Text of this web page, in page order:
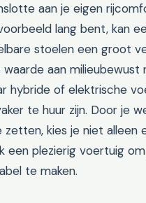
aan je eigen
lang bent, kan
stoelen een groot
aan milieubewust
hybride of elektrische
te huur zijn. Door je
zetten, kies je niet alleen
een plezierig voertuig
te maken.